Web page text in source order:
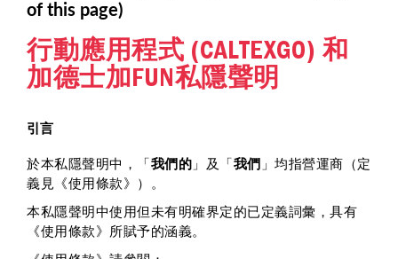
of this page)
行動應用程式 (CALTEXGO) 和
加德士加FUN私隱聲明
引言
於本私隱聲明中，「我們的 」及「我們 」均指營運商（定
義見《使用條款》）。
本私隱聲明中使用但未有明確界定的已定義詞彙，具有
《使用條款》所賦予的涵義。